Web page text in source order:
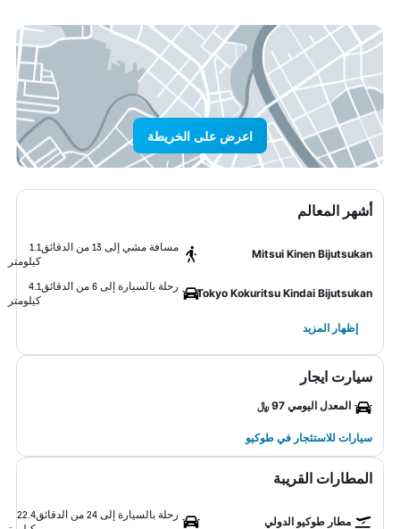
اعرض على الخريطة
أشهر المعالم
Mitsui Kinen Bijutsukan
مسافة مشي إلى 13 من الدقائق
1.1
كيلومتر
Tokyo Kokuritsu Kindai Bijutsukan
رحلة بالسيارة إلى 6 من الدقائق
4.1
كيلومتر
إظهار المزيد
سيارت ايجار
المعدل اليومي 97 ﷼
سيارات للاستئجار في طوكيو
المطارات القريبة
مطار طوكيو الدولي
رحلة بالسيارة إلى 24 من الدقائق
22.4